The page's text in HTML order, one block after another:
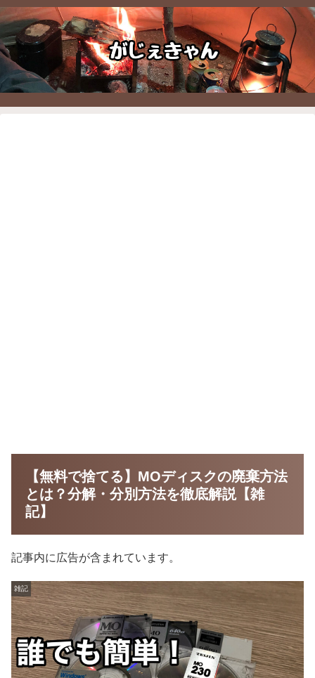
【無料で捨てる】MOディスクの廃棄方法
とは？分解・分別方法を徹底解説【雑
記】
記事内に広告が含まれています。
雑記